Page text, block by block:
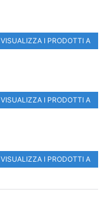
VISUALIZZA I PRODOTTI A
VISUALIZZA I PRODOTTI A
VISUALIZZA I PRODOTTI A